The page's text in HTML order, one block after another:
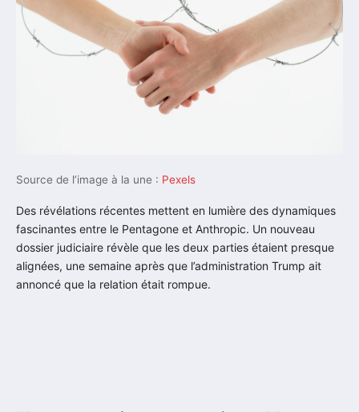
Source de l’image à la une : Pexels
Des révélations récentes mettent en lumière des dynamiques
fascinantes entre le Pentagone et Anthropic. Un nouveau
dossier judiciaire révèle que les deux parties étaient presque
alignées, une semaine après que l’administration Trump ait
annoncé que la relation était rompue.